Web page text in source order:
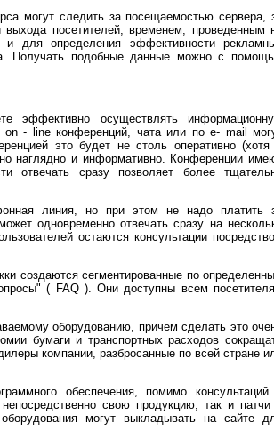
могут следить за посещаемостью сервера,
посетителей, временем, проведенным
для определения эффективности
Получать подобные данные можно с
эффективно осуществлять
- line конференций, чата или по e- mail
это будет не столь оперативно
наглядно и информативно. Конференции
отвечать сразу позволяет более
линия, но при этом не надо платить
одновременно отвечать сразу на
остаются консультации
создаются сегментированные по
( FAQ ). Они доступны всем
оборудованию, причем сделать это
бумаги и транспортных расходов
компании, разбросанные по всей стране
обеспечения, помимо
свою продукцию, так и
могут выкладывать на сайте